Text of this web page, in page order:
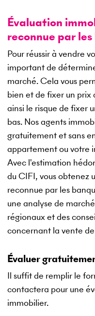
Évaluation
reconnue par
Pour réussir à vendre
important de
marché. Cela vous
bien et de fixer un prix
ainsi le risque de fixer
bas. Nos agents
gratuitement et sans
appartement ou votre
Avec l'estimation
du CIFI, vous obtenez
reconnue par les
une analyse de
régionaux et des
concernant la vente
Évaluer
Il suffit de remplir le
contactera pour une
immobilier.